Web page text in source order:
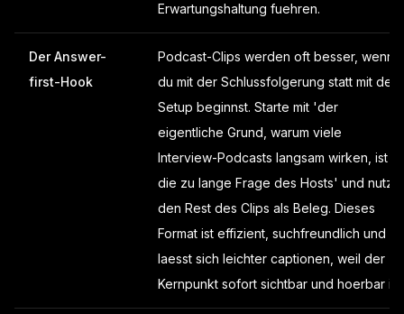
Erwartungshaltung fuehren.
Der Answer-
first-Hook
Podcast-Clips werden oft besser, wenn
du mit der Schlussfolgerung statt mit dem
Setup beginnst. Starte mit 'der
eigentliche Grund, warum viele
Interview-Podcasts langsam wirken, ist
die zu lange Frage des Hosts' und nutze
den Rest des Clips als Beleg. Dieses
Format ist effizient, suchfreundlich und
laesst sich leichter captionen, weil der
Kernpunkt sofort sichtbar und hoerbar ist.